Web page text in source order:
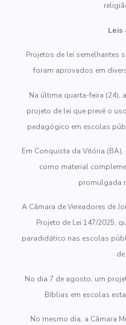
Leis
Projetos de lei semelhantes
foram aprovados em
Na última quarta-feira (24),
projeto de lei que prevê o
pedagógico em escolas
Em Conquista da Vitória
como material
promulgada
A Câmara de Vereadores de
Projeto de Lei 147/2025,
paradidático nas escolas
No dia 7 de agosto, um
Bíblias em escolas
No mesmo dia, a Câmara